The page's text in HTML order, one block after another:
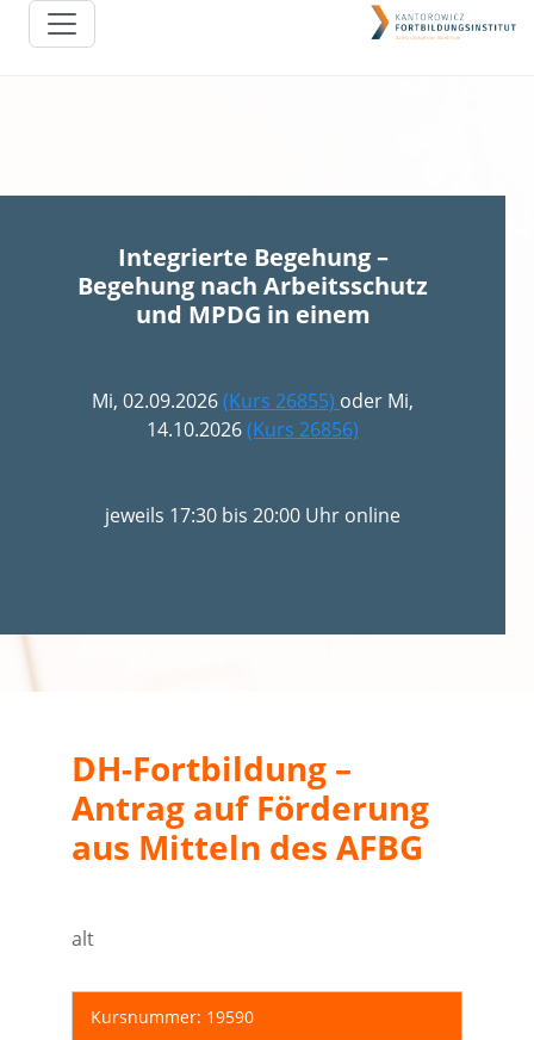
Integrierte Begehung –
Begehung nach Arbeitsschutz
und MPDG in einem
Mi, 02.09.2026(Kurs 26855) oder Mi,
14.10.2026(Kurs 26856)
jeweils 17:30 bis 20:00 Uhr online
DH-Fortbildung –
Antrag auf Förderung
aus Mitteln des AFBG
alt
Kursnummer: 19590